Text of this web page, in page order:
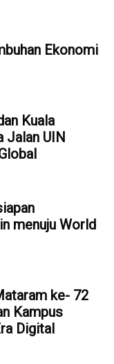
Ekonomi
Kuala
Jalan UIN
menuju World
ke- 72
Kampus
Digital